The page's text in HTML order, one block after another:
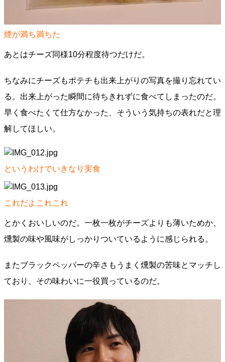
煙が満ち満ちた
あとはチーズ同様10分程度待つだけだ。
ちなみにチーズもポテチも出来上がりの写真を撮り忘れてい
る。出来上がった瞬間に待ちきれずに食べてしまったのだ。
早く食べたくて仕方なかった、そういう気持ちの表れだと理
解してほしい。
というわけでいきなり実食
これだよこれこれ
とかくおいしいのだ。一枚一枚がチーズよりも薄いためか、
燻製の味や風味がしっかりついているように感じられる。
またブラックペッパーの辛さもうまく燻製の苦味とマッチし
ており、その味わいに一役買っているのだ。